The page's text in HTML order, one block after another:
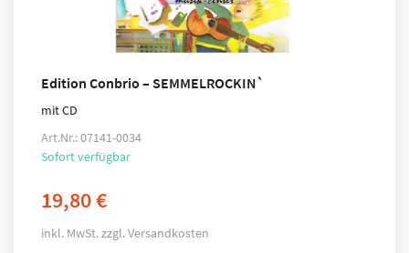
Edition Conbrio – SEMMELROCKIN`
mit CD
Art.Nr.: 07141-0034
Sofort verfügbar
19,80€
inkl. MwSt.zzgl.Versandkosten